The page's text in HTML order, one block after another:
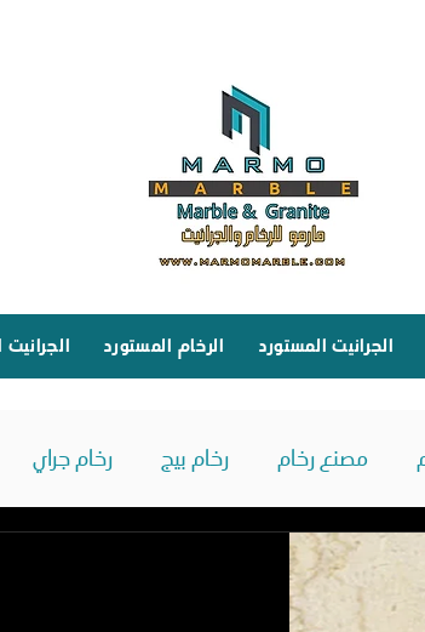
الرخام المستورد الجرانيت المستورد
مصنع رخام رخام بيج رخام جراي
جرانيت روز Mohamed
3 دقيقة قراءة